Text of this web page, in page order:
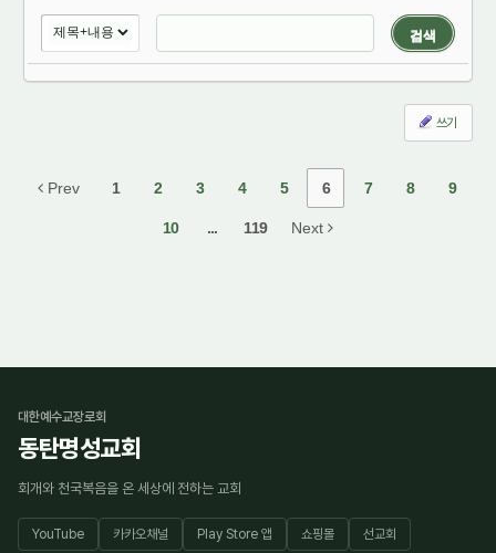
검색
쓰기
Prev 1 2 3 4 5 6 7 8 9
10 ... 119 Next
대한예수교장로회
동탄명성교회
회개와 천국복음을 온 세상에 전하는 교회
YouTube 카카오채널 Play Store 앱 쇼핑몰 선교회